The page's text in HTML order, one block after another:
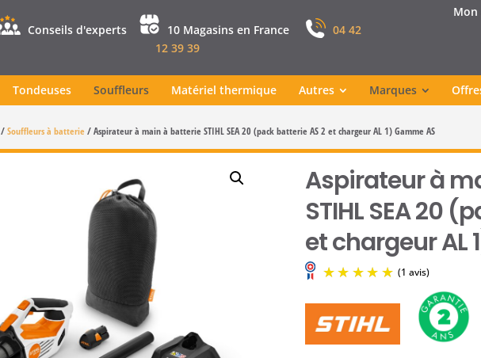
Conseils d'experts 10 Magasins en France
04 42
12 39 39
Mon
Tondeuses Souffleurs Matériel thermique Autres Marques
/Souffleurs à batterie /Aspirateur à main à batterie STIHL SEA 20 (pack batterie AS 2 et chargeur AL 1) Gamme AS
Aspirateur à
STIHL SEA 20
et chargeur AL